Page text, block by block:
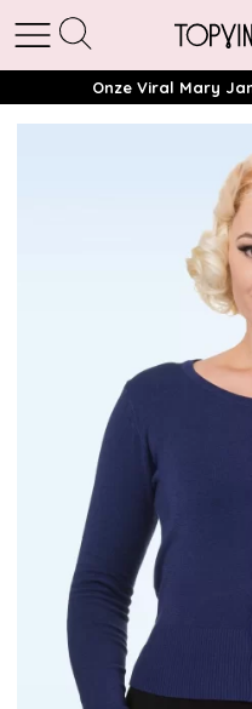
Onze Viral Mary